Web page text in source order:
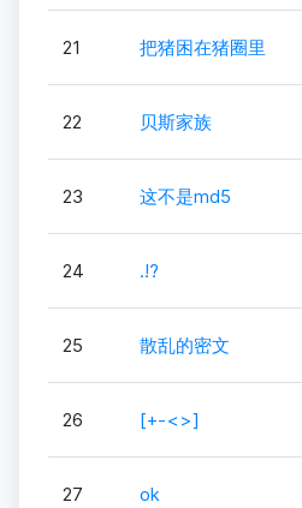
21 把猪困在猪圈里
22 贝斯家族
23 这不是md5
24 .!?
25 散乱的密文
26 [+-<>]
27 ok